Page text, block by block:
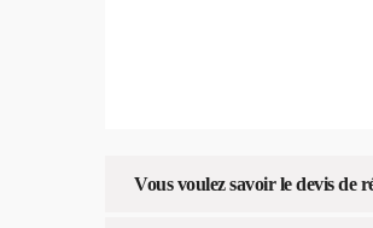
Vous voulez savoir le devis de